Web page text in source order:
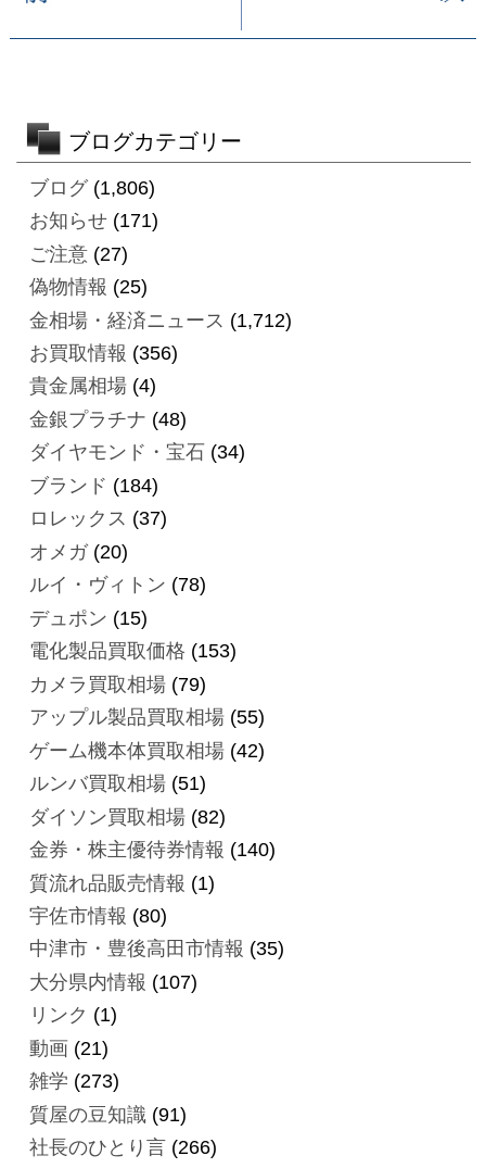
ブログカテゴリー
ブログ(1,806)
お知らせ(171)
ご注意(27)
偽物情報 (25)
金相場・経済ニュース (1,712)
お買取情報 (356)
貴金属相場(4)
金銀プラチナ (48)
ダイヤモンド・宝石 (34)
ブランド (184)
ロレックス (37)
オメガ(20)
ルイ・ヴィトン (78)
デュポン (15)
電化製品買取価格 (153)
カメラ買取相場(79)
アップル製品買取相場(55)
ゲーム機本体買取相場(42)
ルンバ買取相場(51)
ダイソン買取相場(82)
金券・株主優待券情報 (140)
質流れ品販売情報 (1)
宇佐市情報 (80)
中津市・豊後高田市情報 (35)
大分県内情報 (107)
リンク (1)
動画(21)
雑学 (273)
質屋の豆知識(91)
社長のひとり言(266)